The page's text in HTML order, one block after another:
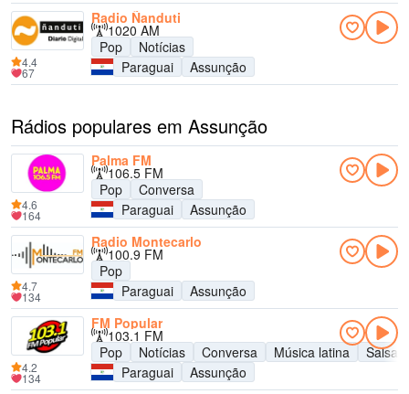
Radio Ñanduti
1020 AM
Pop
Notícias
Paraguai
Assunção
4.4
67
Rádios populares em Assunção
Palma FM
106.5 FM
Pop
Conversa
Paraguai
Assunção
4.6
164
Radio Montecarlo
100.9 FM
Pop
Paraguai
Assunção
4.7
134
FM Popular
103.1 FM
Pop
Notícias Conversa Música latina
Salsa
Paraguai
Assunção
4.2
134